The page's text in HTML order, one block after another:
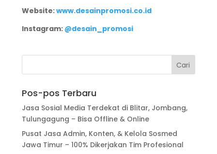
Website:www.desainpromosi.co.id
Instagram: @desain_promosi
Pos-pos Terbaru
Jasa Sosial Media Terdekat di Blitar, Jombang,
Tulungagung – Bisa Offline & Online
Pusat Jasa Admin, Konten, & Kelola Sosmed
Jawa Timur – 100% Dikerjakan Tim Profesional